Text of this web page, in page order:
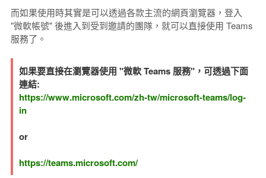
而如果使用時其實是可以透過各款主流的網頁瀏覽器，登入
"微軟帳號" 後進入到受到邀請的團隊，就可以直接使用 Teams
服務了。
如果要直接在瀏覽器使用 "微軟 Teams 服務"，可透過下面
連結:
https://www.microsoft.com/zh-tw/microsoft-teams/log-
in
or
https://teams.microsoft.com/